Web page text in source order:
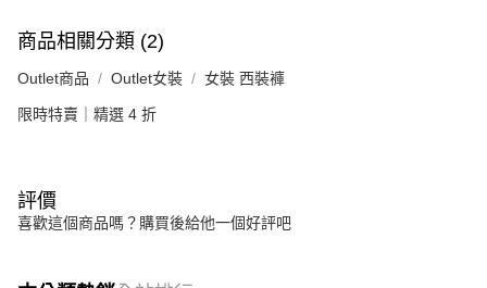
商品相關分類 (2)
Outlet商品 Outlet女裝 女裝 西裝褲
限時特賣｜精選 4 折
評價
喜歡這個商品嗎？購買後給他一個好評吧